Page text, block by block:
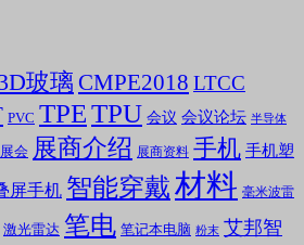
玻璃 CMPE2018 LTCC
PVC TPETPU 会议 会议论坛 半导体
展会 展商介绍 展商资料 手机 手机塑
屏手机 智能穿戴材料 毫米波雷
激光雷达 笔电 笔记本电脑 粉末 艾邦智